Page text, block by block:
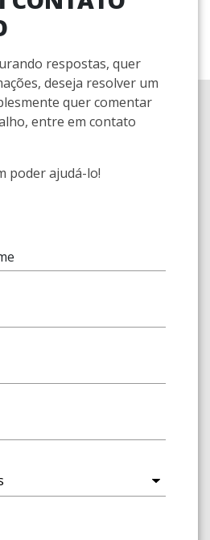
respostas, quer
deseja resolver um
quer comentar
entre em contato
poder ajudá-lo!